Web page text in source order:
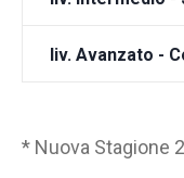
liv. Avanzato -
* Nuova Stagione